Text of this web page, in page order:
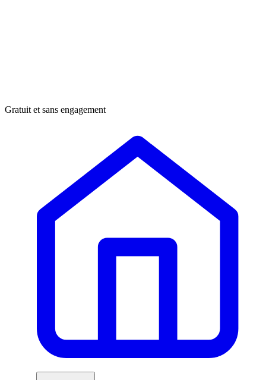
Gratuit et sans engagement